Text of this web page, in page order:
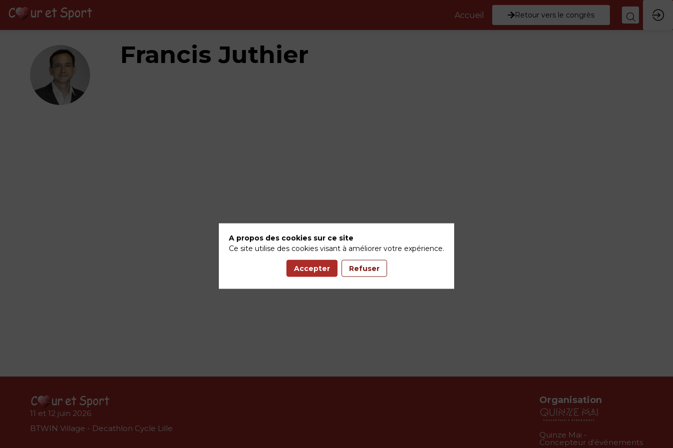
Accueil Retour vers le congrès
FJ
Francis Juthier
11 et 12 juin 2026
BTWIN Village - Decathlon Cycle Lille
Organisation
Quinze Mai -
Concepteur d'événements
A propos des cookies sur ce site
Ce site utilise des cookies visant à améliorer votre expérience.
Accepter Refuser